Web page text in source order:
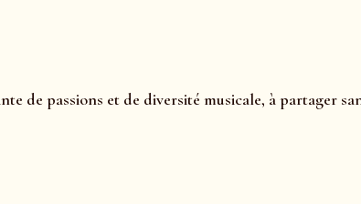
de passions et de diversité musicale, à partager